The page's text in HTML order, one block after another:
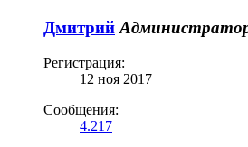
Дмитрий
Регистрация:
12 ноя 2017
Сообщения:
4.217